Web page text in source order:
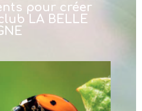
pour créer
LA BELLE